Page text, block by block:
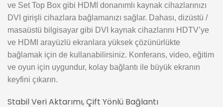
ve Set Top Box gibi HDMI donanımlı kaynak cihazlarınızı
DVI girişli cihazlara bağlamanızı sağlar. Dahası, dizüstü /
masaüstü bilgisayar gibi DVI kaynak cihazlarını HDTV’ye
ve HDMI arayüzlü ekranlara yüksek çözünürlükte
bağlamak için de kullanabilirsiniz. Konferans, video, eğitim
ve oyun için uygundur, kolay bağlantı ile büyük ekranın
keyfini çıkarın.
Stabil Veri Aktarımı, Çift Yönlü Bağlantı